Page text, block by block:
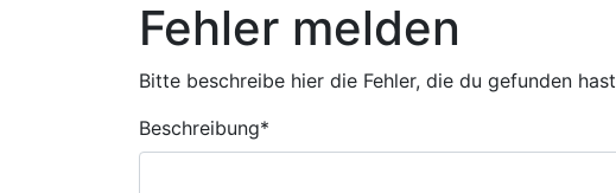
Fehler melden
Bitte beschreibe hier die Fehler, die du gefunden hast
Beschreibung*